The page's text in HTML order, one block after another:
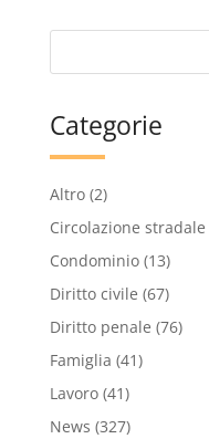
Categorie
Altro(2)
Circolazione stradale
Condominio(13)
Diritto civile (67)
Diritto penale (76)
Famiglia (41)
Lavoro(41)
News (327)